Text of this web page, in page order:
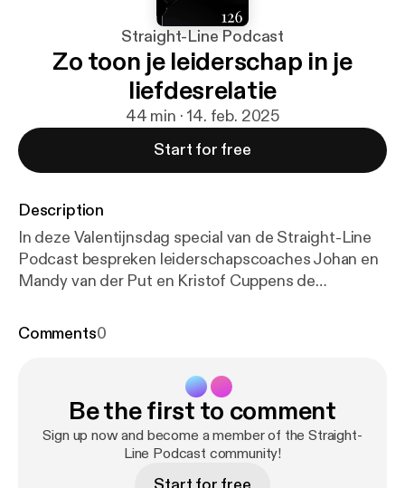
Straight-Line Podcast
Zo toon je leiderschap in je
liefdesrelatie
44 min · 14. feb. 2025
Start for free
Description
In deze Valentijnsdag special van de Straight-Line
Podcast bespreken leiderschapscoaches Johan en
Mandy van der Put en Kristof Cuppens de
ervaren in hun liefdesrelatie. Dankzij de krachtige
liefdesrelatie met je partner. Beluister snel de
podcast en leer hoe je als drukke ondernemer je
relatie actief kunt bekrachtigen dankzij duidelijke
communicatie en leiderschap. 📖 Download het
besproken bulletin op de speciale podcastpagina
Comments0
Be the first to comment
Sign up now and become a member of the Straight-
Line Podcast community!